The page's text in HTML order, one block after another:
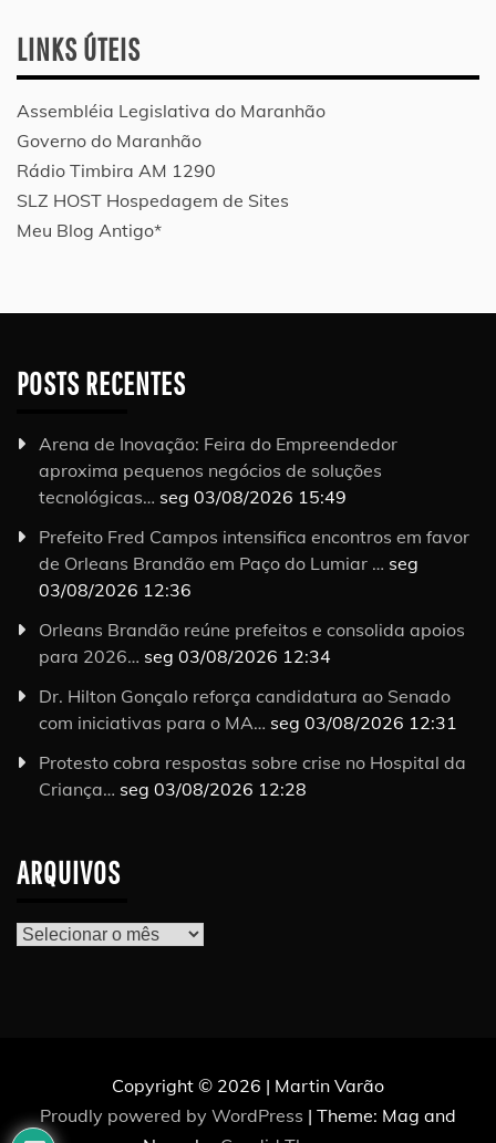
LINKS ÚTEIS
Assembléia Legislativa do Maranhão
Governo do Maranhão
Rádio Timbira AM 1290
SLZ HOST Hospedagem de Sites
Meu Blog Antigo*
POSTS RECENTES
Arena de Inovação: Feira do Empreendedor
aproxima pequenos negócios de soluções
tecnológicas… seg 03/08/2026 15:49
Prefeito Fred Campos intensifica encontros em favor
de Orleans Brandão em Paço do Lumiar … seg
03/08/2026 12:36
Orleans Brandão reúne prefeitos e consolida apoios
para 2026… seg 03/08/2026 12:34
Dr. Hilton Gonçalo reforça candidatura ao Senado
com iniciativas para o MA… seg 03/08/2026 12:31
Protesto cobra respostas sobre crise no Hospital da
Criança… seg 03/08/2026 12:28
ARQUIVOS
Arquivos
Copyright © 2026 | Martin Varão
Proudly powered by WordPress | Theme: Mag and